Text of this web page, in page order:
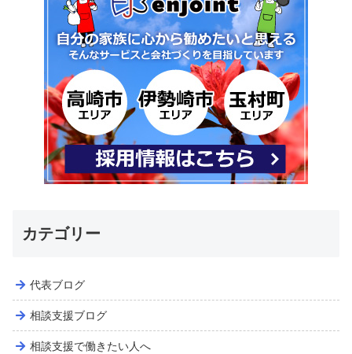
カテゴリー
代表ブログ
相談支援ブログ
相談支援で働きたい人へ